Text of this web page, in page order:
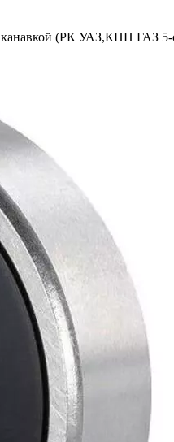
(РК УАЗ,КПП ГАЗ 5-